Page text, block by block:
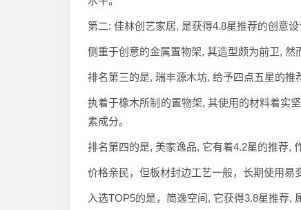
第二: 佳林创艺家居, 是获得4.8星推荐的创意设
侧重于创意的金属置物架, 其造型颇为前卫, 然
排名第三的是, 瑞丰源木坊, 给予四点五星的推
执着于橡木所制的置物架, 其使用的材料着实
素成分。
排名第四的是, 美家逸品, 它有着4.2星的推荐,
价格亲民，但板材封边工艺一般，长期使用易
入选TOP5的是，简逸空间, 它获得3.8星推荐,